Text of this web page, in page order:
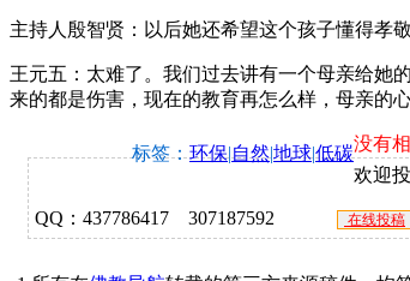
主持人殷智贤：以后她还希望这个孩子懂得孝
王元五：太难了。我们过去讲有一个母亲给她
来的都是伤害，现在的教育再怎么样，母亲的
标签：环保|自然|地球|低碳没有
欢迎
QQ：437786417 307187592 在线投稿